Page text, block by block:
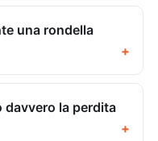
una rondella
davvero la perdita